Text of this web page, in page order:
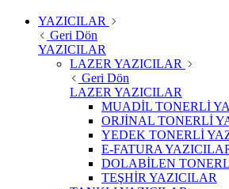
YAZICILAR
Geri Dön
YAZICILAR
LAZER YAZICILAR
Geri Dön
LAZER YAZICILAR
MUADİL TONERLİ
ORJİNAL TONERLİ
YEDEK TONERLİ
E-FATURA
DOLABİLEN
TEŞHİR YAZICILAR